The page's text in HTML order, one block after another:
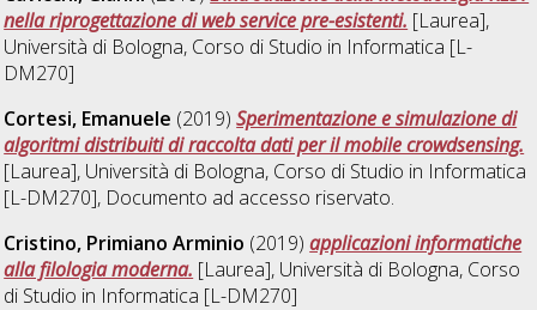
nella riprogettazione di web service pre-esistenti. [Laurea],
Università di Bologna, Corso di Studio in Informatica [L-
DM270]
Cortesi, Emanuele (2019)Sperimentazione e simulazione di
algoritmi distribuiti di raccolta dati per il mobile crowdsensing.
[Laurea], Università di Bologna, Corso di Studio in Informatica
[L-DM270], Documento ad accesso riservato.
Cristino, Primiano Arminio (2019)applicazioni informatiche
alla filologia moderna. [Laurea], Università di Bologna, Corso
di Studio in Informatica [L-DM270]